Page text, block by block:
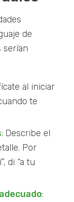
de
serían
al iniciar
te
: Describe el
Por
di “a tu
: